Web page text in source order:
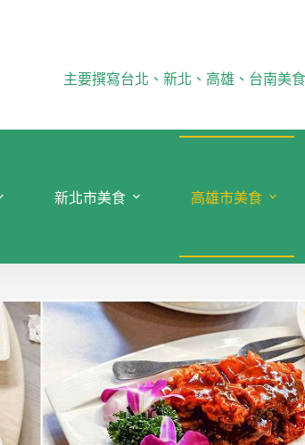
主要撰寫台北、新北、高雄、台南美
新北市美食 高雄市美食